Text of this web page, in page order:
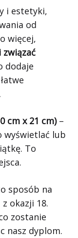
i estetyki,
od
więcej,
dodaje
cm x 21 cm)–
wyświetlać lub
To
sposób na
okazji 18.
zostanie
nasz dyplom.